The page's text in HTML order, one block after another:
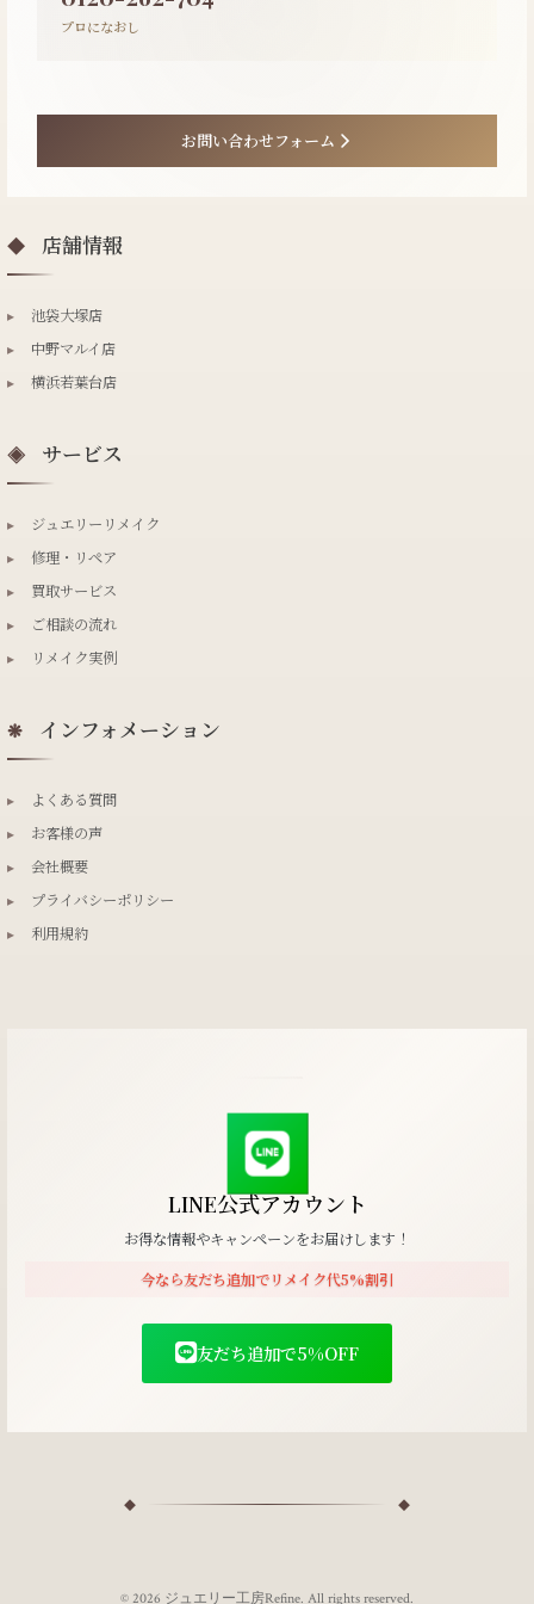
プロになおし
お問い合わせフォーム
◆ 店舗情報
▸
池袋大塚店
▸
中野マルイ店
▸
横浜若葉台店
◈ サービス
▸
ジュエリーリメイク
▸
修理・リペア
▸
買取サービス
▸
ご相談の流れ
▸
リメイク実例
❋ インフォメーション
▸
よくある質問
▸
お客様の声
▸
会社概要
▸
プライバシーポリシー
▸
利用規約
LINE公式アカウント
お得な情報やキャンペーンをお届けします！
今なら友だち追加でリメイク代5%割引
友だち追加で5%OFF
© 2026 ジュエリー工房Refine. All rights reserved.